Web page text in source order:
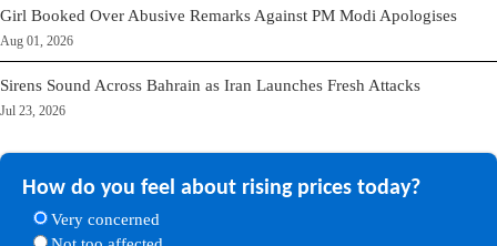
Girl Booked Over Abusive Remarks Against PM Modi Apologises
Aug 01, 2026
Sirens Sound Across Bahrain as Iran Launches Fresh Attacks
Jul 23, 2026
How do you feel about rising prices today?
Very concerned